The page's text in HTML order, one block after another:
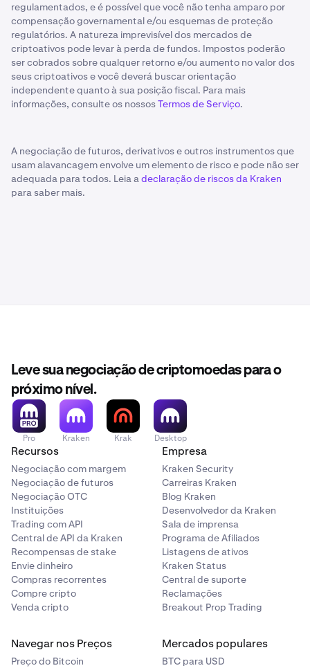
regulamentados, e é possível que você não tenha amparo por
compensação governamental e/ou esquemas de proteção
regulatórios. A natureza imprevisível dos mercados de
criptoativos pode levar à perda de fundos. Impostos poderão
ser cobrados sobre qualquer retorno e/ou aumento no valor dos
seus criptoativos e você deverá buscar orientação
independente quanto à sua posição fiscal. Para mais
informações, consulte os nossosTermos de Serviço.
A negociação de futuros, derivativos e outros instrumentos que
usam alavancagem envolve um elemento de risco e pode não ser
adequada para todos. Leia adeclaração de riscos da Kraken
para saber mais.
Leve sua negociação de criptomoedas para o
próximo nível.
Pro Kraken Krak Desktop
Recursos
Negociação com margem
Negociação de futuros
Negociação OTC
Instituições
Trading com API
Central de API da Kraken
Recompensas de stake
Envie dinheiro
Compras recorrentes
Compre cripto
Venda cripto
Empresa
Kraken Security
Carreiras Kraken
Blog Kraken
Desenvolvedor da Kraken
Sala de imprensa
Programa de Afiliados
Listagens de ativos
Kraken Status
Central de suporte
Reclamações
Breakout Prop Trading
Navegar nos Preços
Preço do Bitcoin
Mercados populares
BTC para USD